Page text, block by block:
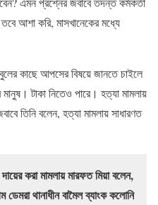
তবে আশা করি, মাসখানেকের মধ্যে
কাছে আপসের বিষয়ে জানতে চাইলে
টাকা নিতেও পারে। হত্যা মামলায়
তিনি বলেন, হত্যা মামলায় সাধারণত
করা মামলায় মারফত মিয়া বলেন,
ডেমরা থানাধীন বামৈল ব্যাংক কলোনি